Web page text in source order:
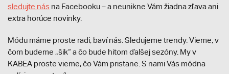
sledujte nás na Facebooku – a neunikne Vám žiadna zľava ani
extra horúce novinky.
Módu máme proste radi, baví nás. Sledujeme trendy. Vieme, v
čom budeme „šik“ a čo bude hitom ďalšej sezóny. My v
KABEA proste vieme, čo Vám pristane. S nami Vás módna